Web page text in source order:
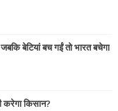
बेटियां बच गईं तो भारत बचेगा
करेगा किसान?